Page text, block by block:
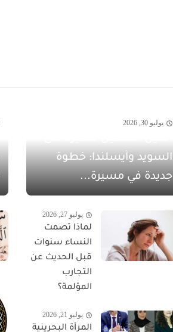
يوليو 30, 2026
السويد وآيسلندا: خطوة
جديدة في مسيرة...
يوليو 27, 2026
لماذا تصمت
النساء سنوات
قبل الحديث عن
التجارب
المؤلمة؟
يوليو 21, 2026
المرأة البحرينية